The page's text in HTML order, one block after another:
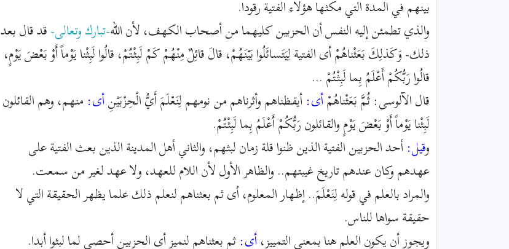
بينهم في المدة التي مكثها هؤلاء الفتية رقودا.
والذي تطمئن إليه النفس أن الحزبين كليهما من أصحاب الكهف، لأن الله-تبارك وتعالى-قد قال بعد
ذلك- وَكَذلِكَ بَعَثْناهُمْ أى الفتية لِيَتَسائَلُوا بَيْنَهُمْ، قالَ قائِلٌ مِنْهُمْ كَمْ لَبِثْتُمْ، قالُوا لَبِثْنا يَوْماً أَوْ بَعْضَ يَوْمٍ،
قالُوا رَبُّكُمْ أَعْلَمُ بِما لَبِثْتُمْ ...
قال الآلوسى: ثُمَّ بَعَثْناهُمْأى:أيقظناهم وأثرناهم من نومهم لِنَعْلَمَ أَيُّ الْحِزْبَيْنِأى: منهم، وهم القائلون
لَبِثْنا يَوْماً أَوْ بَعْضَ يَوْمٍ والقائلون رَبُّكُمْ أَعْلَمُ بِما لَبِثْتُمْ.
وقيل:أحد الحزبين الفتية الذين ظنوا قلة زمان لبثهم، والثاني أهل المدينة الذين بعث الفتية على
عهدهم وكان عندهم تاريخ غيبتهم.. والظاهر الأول لأن اللام للعهد، ولا عهد لغير من سمعت.
والمراد بالعلم في قوله لِنَعْلَمَ.. إظهار المعلوم، أى ثم بعثناهم لنعلم ذلك علما يظهر الحقيقة التي لا
حقيقة سواها للناس.
ويجوز أن يكون العلم هنا بمعنى التمييز،أى:ثم بعثناهم لنميز أى الحزبين أحصى لما لبثوا أبدا.